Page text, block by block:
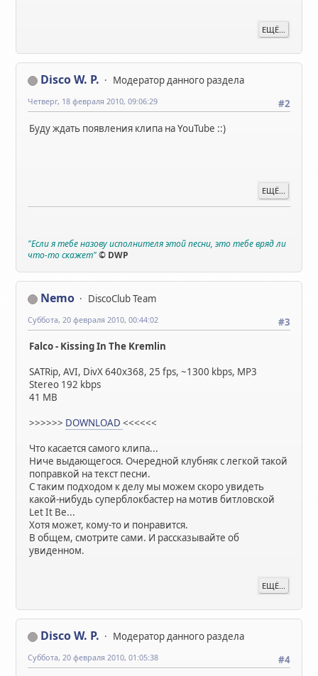
ЕЩЁ...
Disco W. P.
Модератор данного раздела
#2
Четверг, 18 февраля 2010, 09:06:29
Буду ждать появления клипа на YouTube ::)
ЕЩЁ...
"Если я тебе назову исполнителя этой песни, это тебе вряд ли
что-то скажет" © DWP
Nemo
DiscoClub Team
#3
Суббота, 20 февраля 2010, 00:44:02
Falco - Kissing In The Kremlin
SATRip, AVI, DivX 640x368, 25 fps, ~1300 kbps, MP3
Stereo 192 kbps
41 MB
>>>>>> DOWNLOAD<<<<<<
Что касается самого клипа...
Ниче выдающегося. Очередной клубняк с легкой такой
поправкой на текст песни.
С таким подходом к делу мы можем скоро увидеть
какой-нибудь суперблокбастер на мотив битловской
Let It Be...
Хотя может, кому-то и понравится.
В общем, смотрите сами. И рассказывайте об
увиденном.
ЕЩЁ...
Disco W. P.
Модератор данного раздела
#4
Суббота, 20 февраля 2010, 01:05:38